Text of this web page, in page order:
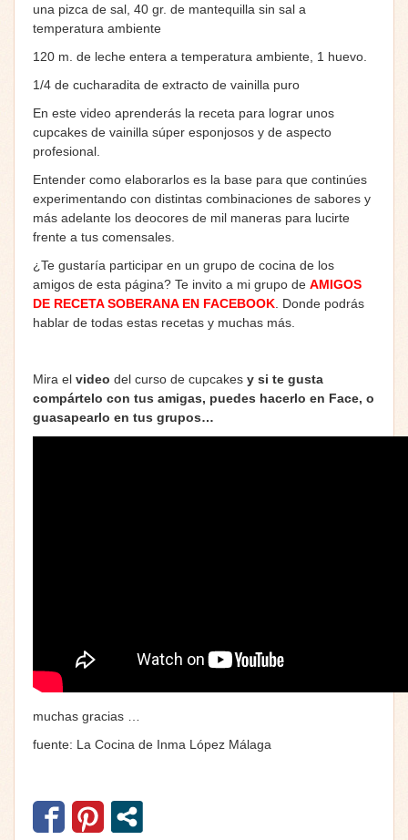
una pizca de sal, 40 gr. de mantequilla sin sal a
temperatura ambiente
120 m. de leche entera a temperatura ambiente, 1 huevo.
1/4 de cucharadita de extracto de vainilla puro
En este video aprenderás la receta para lograr unos
cupcakes de vainilla súper esponjosos y de aspecto
profesional.
Entender como elaborarlos es la base para que continúes
experimentando con distintas combinaciones de sabores y
más adelante los deocores de mil maneras para lucirte
frente a tus comensales.
¿Te gustaría participar en un grupo de cocina de los
amigos de esta página? Te invito a mi grupo de AMIGOS
DE RECETA SOBERANA EN FACEBOOK . Donde podrás
hablar de todas estas recetas y muchas más.
Mira el video del curso de cupcakes y si te gusta
compártelo con tus amigas, puedes hacerlo en Face, o
guasapearlo en tus grupos…
muchas gracias …
fuente: La Cocina de Inma López Málaga